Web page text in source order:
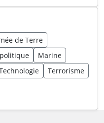
de Terre
Marine
Terrorisme